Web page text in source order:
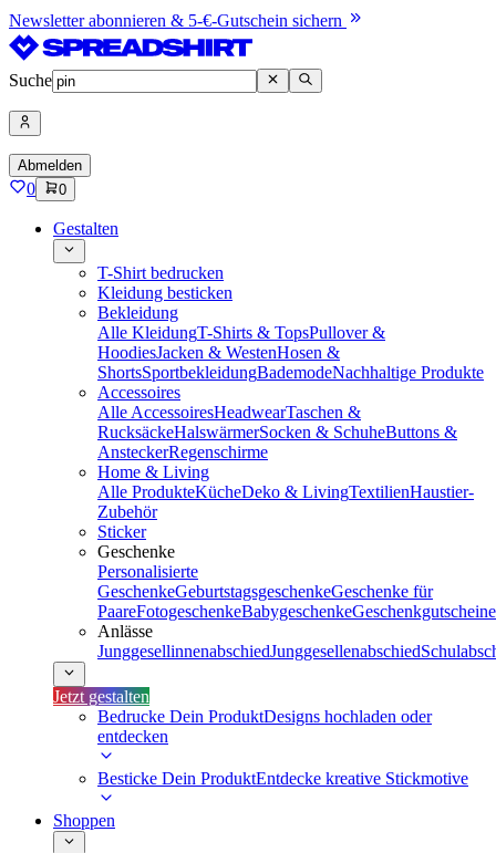
Newsletter abonnieren & 5-€-Gutschein sichern
Suche
Abmelden
0 0
Gestalten
T-Shirt bedrucken
Kleidung besticken
Bekleidung
Alle KleidungT-Shirts & TopsPullover &
HoodiesJacken & WestenHosen &
ShortsSportbekleidungBademodeNachhaltige Produkte
Accessoires
Alle AccessoiresHeadwearTaschen &
RucksäckeHalswärmerSocken & SchuheButtons &
AnsteckerRegenschirme
Home & Living
Alle ProdukteKücheDeko & LivingTextilienHaustier-
Zubehör
Sticker
Geschenke
Personalisierte
GeschenkeGeburtstagsgeschenkeGeschenke für
PaareFotogeschenkeBabygeschenkeGeschenkgutscheine
Anlässe
JunggesellinnenabschiedJunggesellenabschied
Jetzt gestalten
Bedrucke Dein ProduktDesigns hochladen oder
entdecken
Besticke Dein ProduktEntdecke kreative Stickmotive
Shoppen